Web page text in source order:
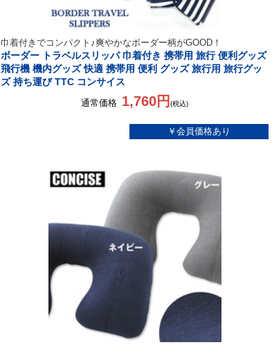
巾着付きでコンパクト♪爽やかなボーダー柄がGOOD！
ボーダー トラベルスリッパ 巾着付き 携帯用 旅行 便利グッズ
飛行機 機内グッズ 快適 携帯用 便利 グッズ 旅行用 旅行グッ
ズ 持ち運び TTC コンサイス
通常価格 1,760円 (税込)